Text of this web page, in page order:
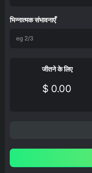
भिन्नात्मक संभावनाएँ
जीतने के लिए
$ 0.00